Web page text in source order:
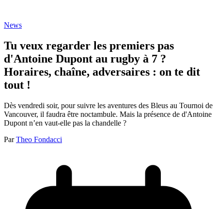
News
Tu veux regarder les premiers pas
d'Antoine Dupont au rugby à 7 ?
Horaires, chaîne, adversaires : on te dit
tout !
Dès vendredi soir, pour suivre les aventures des Bleus au Tournoi de
Vancouver, il faudra être noctambule. Mais la présence de d'Antoine
Dupont n’en vaut-elle pas la chandelle ?
Par Theo Fondacci